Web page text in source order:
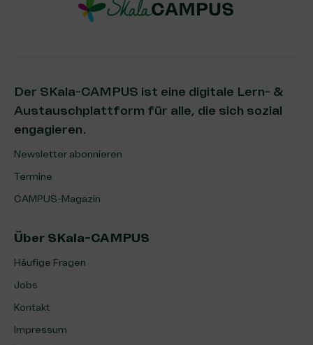
Der SKala-CAMPUS ist eine digitale Lern- &
Austauschplattform für alle, die sich sozial
engagieren.
Newsletter abonnieren
Termine
CAMPUS-Magazin
Über SKala-CAMPUS
Häufige Fragen
Jobs
Kontakt
Impressum